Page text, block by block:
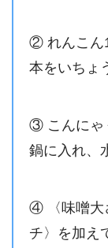
② れんこん
本をいちょ
③ こんにゃ
鍋に入れ、
④ 〈味噌大
チ〉を加え